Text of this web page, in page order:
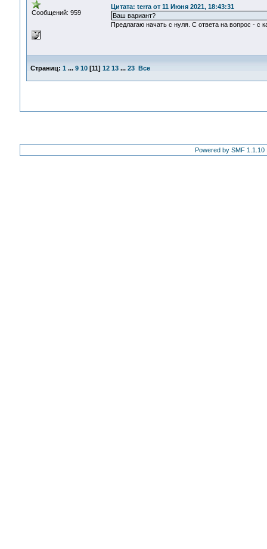
Сообщений: 959
Цитата: terra от 11 Июня 2021, 18:43:31
Ваш вариант?
Предлагаю начать с нуля. С ответа на вопрос - с
Страниц: 1 ... 9 10[11] 12 13 ... 23 Все
Powered by SMF 1.1.10